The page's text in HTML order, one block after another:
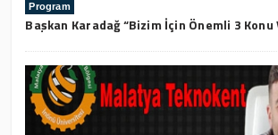
Program
Başkan Karadağ “Bizim İçin Önemli 3 Konu